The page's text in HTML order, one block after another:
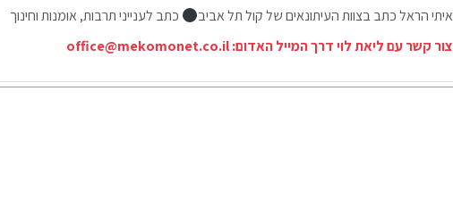
איתי הראל כתב בצוות העיתונאים של קול תל אביב
כתב לענייני תרבות, אומנות וחינוך
צור קשר עם ליאת לוי דרך המייל האדום:office@mekomonet.co.il